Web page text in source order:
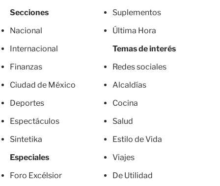
Secciones
Nacional
Internacional
Finanzas
Ciudad de México
Deportes
Espectáculos
Sintetika
Especiales
Foro Excélsior
Suplementos
Última Hora
Temas de interés
Redes sociales
Alcaldías
Cocina
Salud
Estilo de Vida
Viajes
De Utilidad